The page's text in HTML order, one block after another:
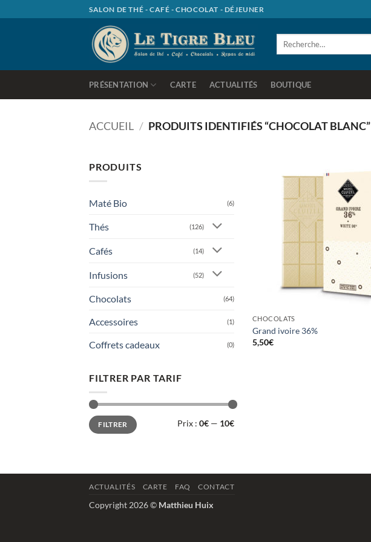
au
SALON DE THÉ - CAFÉ - CHOCOLAT - DÉJEUNER
Recherche
PRÉSENTATION CARTE ACTUALITÉS BOUTIQUE
ACCUEIL / PRODUITS IDENTIFIÉS “CHOCOLAT BLANC”
PRODUITS
Maté Bio (6)
Thés (126)
Cafés (14)
Infusions (52)
Chocolats (64)
Accessoires (1)
Coffrets cadeaux (0)
FILTRER PAR TARIF
Prix
min
Prix
maxFILTRER Prix : 0€ — 10€
CHOCOLATS
Grand ivoire 36%
5,50€
ACTUALITÉS CARTE FAQ CONTACT
Copyright 2026 © Matthieu Huix